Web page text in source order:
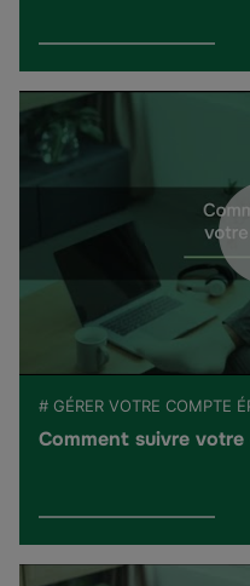
# GÉRER VOTRE COMPTE
Comment suivre votre